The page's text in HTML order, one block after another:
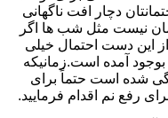
دچار افت ناگهانی
نیست مثل شب ها اگر
این دست احتمال خیلی
آمده است.زمانیکه
شده است حتماً برای
رفع نم اقدام فرمایید.